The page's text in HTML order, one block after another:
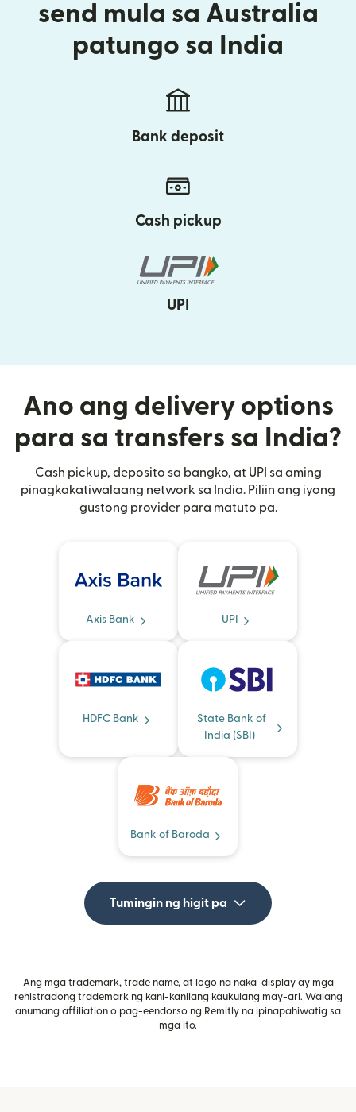
send mula sa Australia
patungo sa India
Bank deposit
Cash pickup
UPI
Ano ang delivery options
para sa transfers sa India?
Cash pickup, deposito sa bangko, at UPI sa aming
pinagkakatiwalaang network sa India. Piliin ang iyong
gustong provider para matuto pa.
Axis Bank UPI
HDFC Bank
State Bank of
India (SBI)
Bank of Baroda
Tumingin ng higit pa
Ang mga trademark, trade name, at logo na naka-display ay mga
rehistradong trademark ng kani-kanilang kaukulang may-ari. Walang
anumang affiliation o pag-eendorso ng Remitly na ipinapahiwatig sa
mga ito.